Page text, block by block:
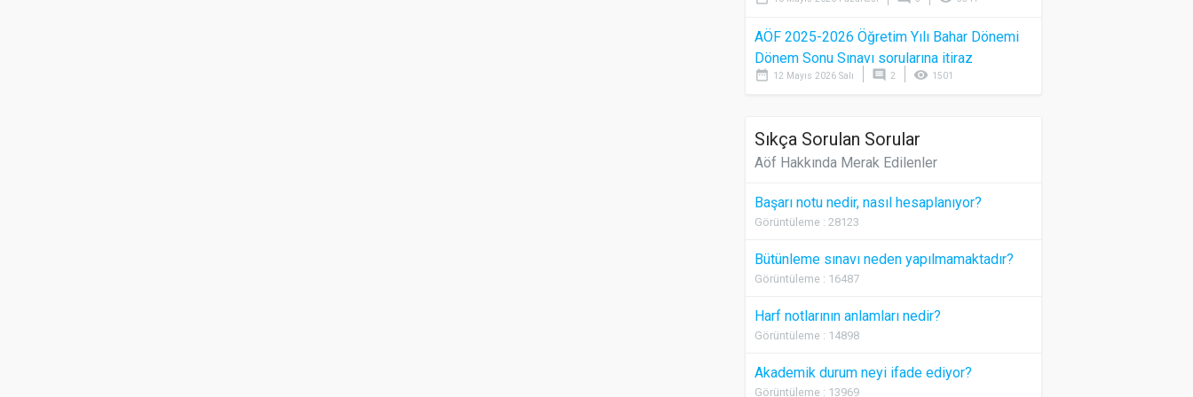
AÖF 2025-2026 Öğretim Yılı Bahar Dönemi
Dönem Sonu Sınavı sorularına itiraz
date_range 12 Mayıs 2026 Salı comment 2 visibility 1501
Sıkça Sorulan Sorular
Aöf Hakkında Merak Edilenler
Başarı notu nedir, nasıl hesaplanıyor?
Görüntüleme : 28123
Bütünleme sınavı neden yapılmamaktadır?
Görüntüleme : 16487
Harf notlarının anlamları nedir?
Görüntüleme : 14898
Akademik durum neyi ifade ediyor?
Görüntüleme : 13969